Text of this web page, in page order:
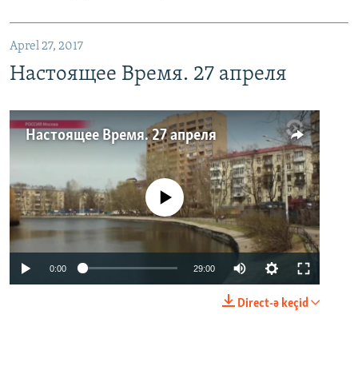
Aprel 27, 2017
Настоящее Время. 27 апреля
Настоящее Время. 27 апреля
No media source currently available
0:00 29:00
Direct-ə keçid